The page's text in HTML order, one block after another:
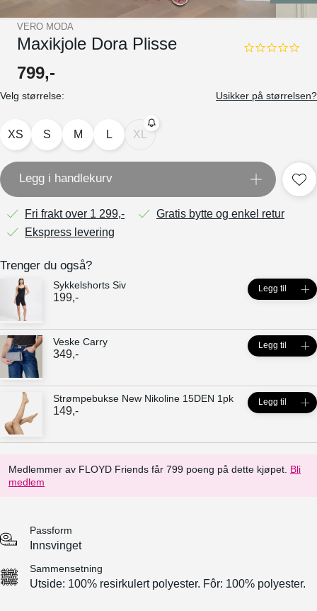
VERO MODA
Maxikjole Dora Plisse
0.0
799,-
Velg størrelse: Usikker på størrelsen?
XS S M L XL
Legg i handlekurv
Fri frakt over 1 299,-
Gratis bytte og enkel retur
Ekspress levering
Medlemmer av FLOYD Friends får 799 poeng på dette kjøpet. Bli
medlem
Trenger du også?
Sykkelshorts Siv
199,-
Legg til
Veske Carry
349,-
Legg til
Strømpebukse New Nikoline 15DEN 1pk
149,-
Legg til
Passform
Innsvinget
Sammensetning
Utside: 100% resirkulert polyester. Fôr: 100% polyester.